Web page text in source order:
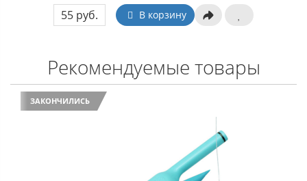
55 руб. В корзину
Рекомендуемые товары
ЗАКОНЧИЛИСЬ